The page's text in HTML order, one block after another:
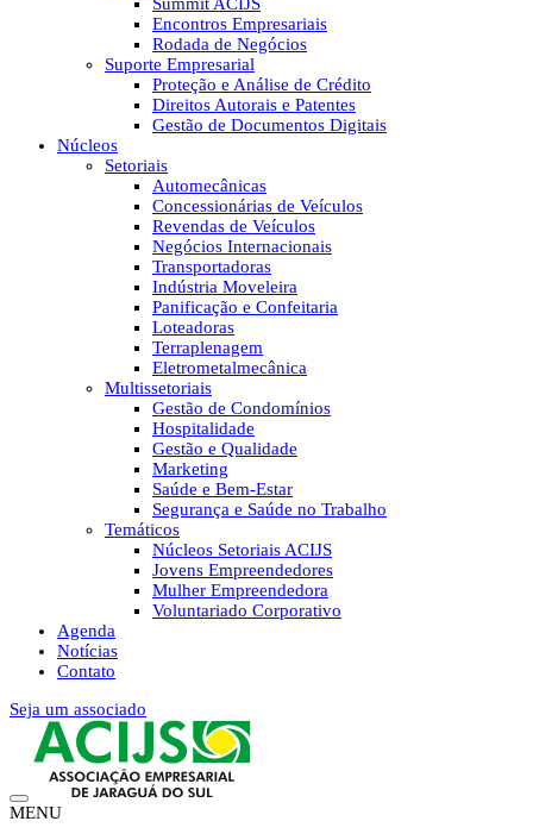
Encontros Empresariais
Rodada de Negócios
Suporte Empresarial
Proteção e Análise de Crédito
Direitos Autorais e Patentes
Gestão de Documentos Digitais
Núcleos
Setoriais
Automecânicas
Concessionárias de Veículos
Revendas de Veículos
Negócios Internacionais
Transportadoras
Indústria Moveleira
Panificação e Confeitaria
Loteadoras
Terraplenagem
Eletrometalmecânica
Multissetoriais
Gestão de Condomínios
Hospitalidade
Gestão e Qualidade
Marketing
Saúde e Bem-Estar
Segurança e Saúde no Trabalho
Temáticos
Núcleos Setoriais ACIJS
Jovens Empreendedores
Mulher Empreendedora
Voluntariado Corporativo
Agenda
Notícias
Contato
Seja um associado
MENU